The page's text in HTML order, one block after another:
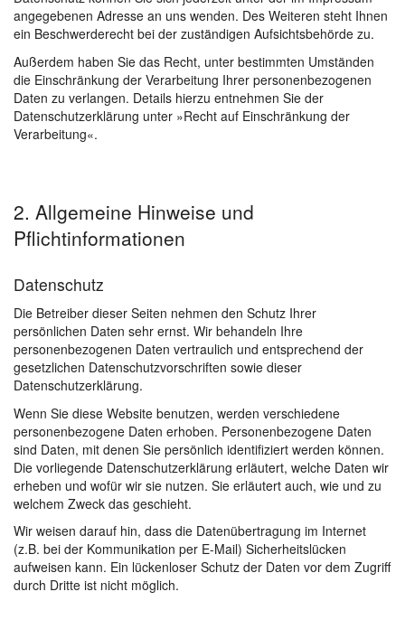
angegebenen Adresse an uns wenden. Des Weiteren steht Ihnen
ein Beschwerderecht bei der zuständigen Aufsichtsbehörde zu.
Außerdem haben Sie das Recht, unter bestimmten Umständen
die Einschränkung der Verarbeitung Ihrer personenbezogenen
Daten zu verlangen. Details hierzu entnehmen Sie der
Datenschutzerklärung unter »Recht auf Einschränkung der
Verarbeitung«.
2. Allgemeine Hinweise und
Pflichtinformationen
Datenschutz
Die Betreiber dieser Seiten nehmen den Schutz Ihrer
persönlichen Daten sehr ernst. Wir behandeln Ihre
personenbezogenen Daten vertraulich und entsprechend der
gesetzlichen Datenschutzvorschriften sowie dieser
Datenschutzerklärung.
Wenn Sie diese Website benutzen, werden verschiedene
personenbezogene Daten erhoben. Personenbezogene Daten
sind Daten, mit denen Sie persönlich identifiziert werden können.
Die vorliegende Datenschutzerklärung erläutert, welche Daten wir
erheben und wofür wir sie nutzen. Sie erläutert auch, wie und zu
welchem Zweck das geschieht.
Wir weisen darauf hin, dass die Datenübertragung im Internet
(z.B. bei der Kommunikation per E-Mail) Sicherheitslücken
aufweisen kann. Ein lückenloser Schutz der Daten vor dem Zugriff
durch Dritte ist nicht möglich.